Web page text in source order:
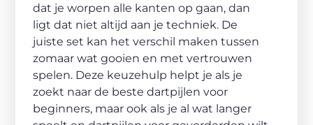
dat je worpen alle kanten op gaan, dan
ligt dat niet altijd aan je techniek. De
juiste set kan het verschil maken tussen
zomaar wat gooien en met vertrouwen
spelen. Deze keuzehulp helpt je als je
zoekt naar de beste dartpijlen voor
beginners, maar ook als je al wat langer